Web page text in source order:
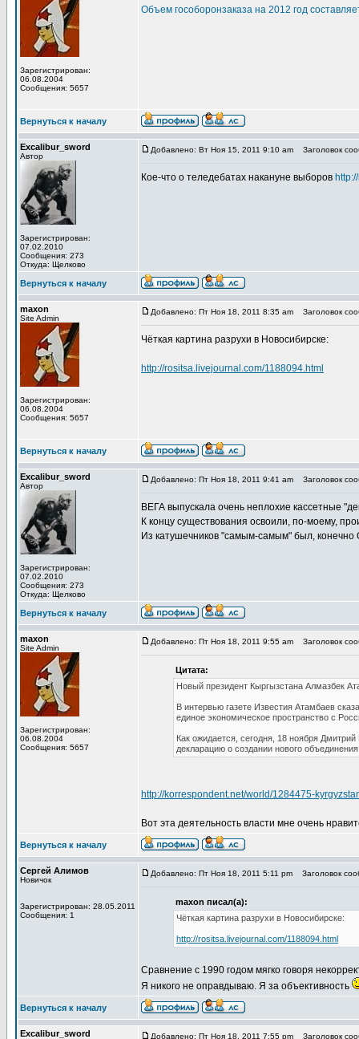
Зарегистрирован:
06.08.2004
Сообщения: 5657
Объем гособоронзаказа на 2012 год
Вернуться к началу
Excalibur_sword
Автор
Зарегистрирован:
07.02.2010
Сообщения: 273
Откуда: Щелково
Добавлено: Вт Ноя 15, 2011 9:10 am Заголовок
Кое-что о теледебатах накануне выборов
Вернуться к началу
maxon
Site Admin
Зарегистрирован:
06.08.2004
Сообщения: 5657
Добавлено: Пт Ноя 18, 2011 8:35 am Заголовок
Чёткая картина разрухи в Новосибирске:
http://rositsa.livejournal.com/1188094.html
Вернуться к началу
Excalibur_sword
Автор
Зарегистрирован:
07.02.2010
Сообщения: 273
Откуда: Щелково
Добавлено: Пт Ноя 18, 2011 9:41 am Заголовок
ВЕГА выпускала очень неплохие кассетные
К концу существования освоили, по-моему,
Из катушечников "самым-самым" был,
Вернуться к началу
maxon
Site Admin
Зарегистрирован:
06.08.2004
Сообщения: 5657
Добавлено: Пт Ноя 18, 2011 9:55 am Заголовок
Цитата:
Новый президент Кыргызстана Алмазбек
В интервью газете Известия Атамбаев
единое экономическое пространство с
Как ожидается, сегодня, 18 ноября
декларацию о создании нового
http://korrespondent.net/world/1284475-
Вот эта деятельность власти мне очень
Вернуться к началу
Сергей Алимов
Новичок
Зарегистрирован: 28.05.2011
Сообщения: 1
Добавлено: Пт Ноя 18, 2011 5:11 pm Заголовок
maxon писал(а):
Чёткая картина разрухи в Новосибирске:
http://rositsa.livejournal.com/1188094.html
Сравнение с 1990 годом мягко говоря
Я никого не оправдываю. Я за объективность
Вернуться к началу
Excalibur_sword Добавлено: Пт Ноя 18, 2011 7:55 pm Заголовок